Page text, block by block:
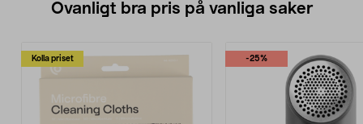
Ovanligt bra pris på vanliga saker
Kolla priset -25%